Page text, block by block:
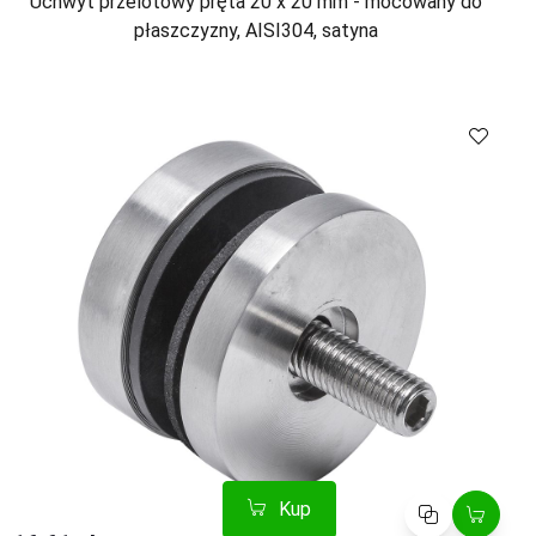
płaszczyzny, AISI304, satyna
Kup Porównaj